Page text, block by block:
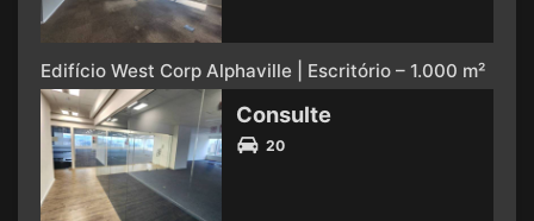
Edifício West Corp Alphaville | Escritório – 1.000 m²
Consulte
20